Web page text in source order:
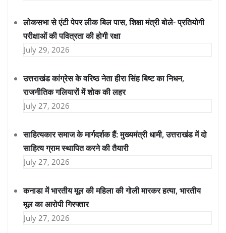
लोकसभा से एंटी पेपर लीक बिल पास, शिक्षा मंत्री बोले- प्रतियोगी
परीक्षाओं की पवित्रता की होगी रक्षा
July 29, 2026
उत्तराखंड कांग्रेस के वरिष्ठ नेता हीरा सिंह बिष्ट का निधन,
राजनीतिक गलियारों में शोक की लहर
July 27, 2026
साहित्यकार समाज के मार्गदर्शक हैं: मुख्यमंत्री धामी, उत्तराखंड में दो
साहित्य ग्राम स्थापित करने की तैयारी
July 27, 2026
कनाडा में भारतीय मूल की महिला की गोली मारकर हत्या, भारतीय
मूल का आरोपी गिरफ्तार
July 27, 2026